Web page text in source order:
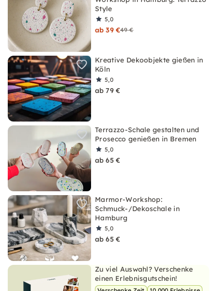
Style
5,0
ab 39 €49 €
Kreative Dekoobjekte gießen in
Köln
5,0
ab 79 €
Terrazzo-Schale gestalten und
Prosecco genießen in Bremen
5,0
ab 65 €
Marmor-Workshop:
Schmuck-/Dekoschale in
Hamburg
5,0
ab 65 €
Zu viel Auswahl? Verschenke
einen Erlebnisgutschein!